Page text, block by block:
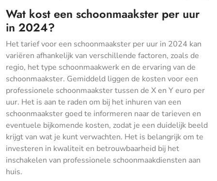
Wat kost een schoonmaakster per uur
in 2024?
Het tarief voor een schoonmaakster per uur in 2024 kan
variëren afhankelijk van verschillende factoren, zoals de
regio, het type schoonmaakwerk en de ervaring van de
schoonmaakster. Gemiddeld liggen de kosten voor een
professionele schoonmaakster tussen de X en Y euro per
uur. Het is aan te raden om bij het inhuren van een
schoonmaakster goed te informeren naar de tarieven en
eventuele bijkomende kosten, zodat je een duidelijk beeld
krijgt van wat je kunt verwachten. Het is belangrijk om te
investeren in kwaliteit en betrouwbaarheid bij het
inschakelen van professionele schoonmaakdiensten aan
huis.